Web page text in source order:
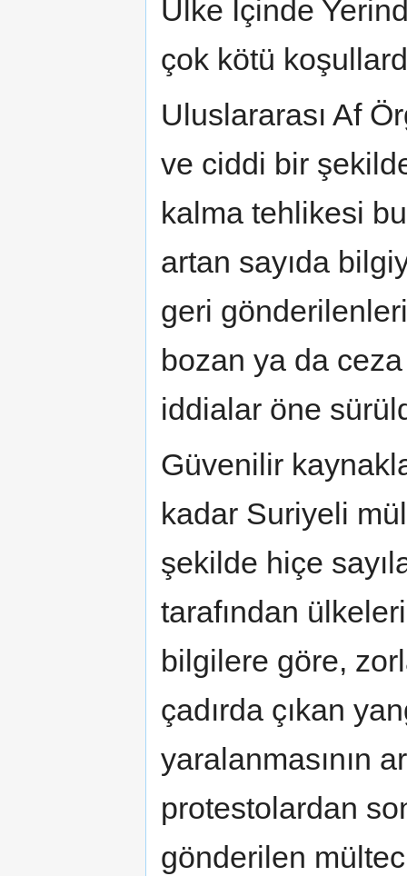
Ülke İçinde
çok kötü
Uluslararası Af
ve ciddi bir
kalma tehlikesi
artan sayıda
geri
bozan ya da
iddialar öne
Güvenilir
kadar Suriyeli
şekilde hiçe
tarafından
bilgilere göre,
çadırda çıkan
yaralanmasının
protestolardan
gönderilen